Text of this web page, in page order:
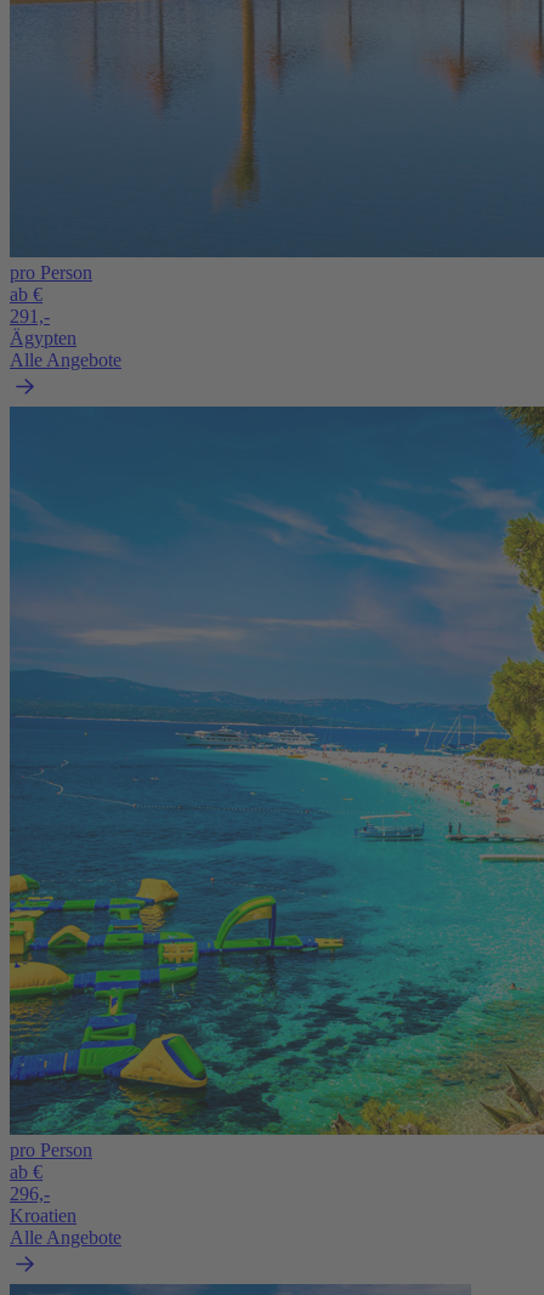
pro Person
ab €
291,-
Ägypten
Alle Angebote
pro Person
ab €
296,-
Kroatien
Alle Angebote